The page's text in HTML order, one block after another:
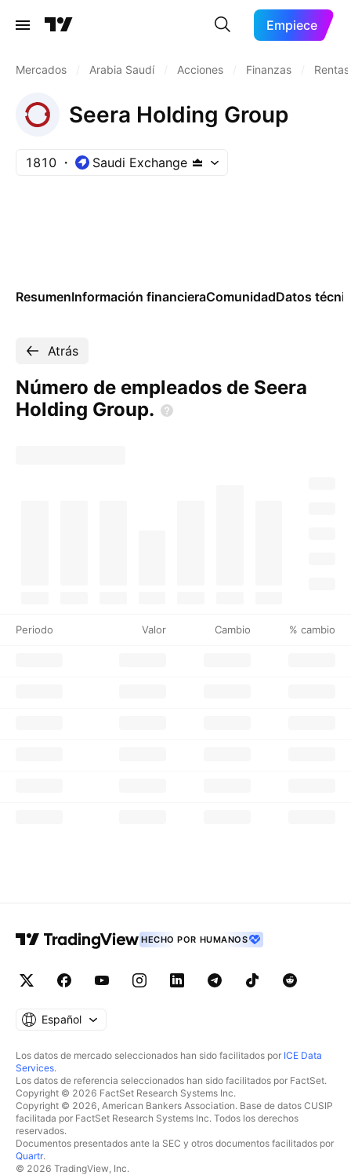
Empiece
Mercados Arabia Saudí Acciones Finanzas
Seera Holding Group
1810 Saudi Exchange
ResumenInformación financieraComunidadDatos
Atrás
Número de empleados de Seera
Holding Group.
Periodo Valor Cambio % cambio
HECHO POR HUMANOS
Español
Los datos de mercado seleccionados han sido facilitados por ICE Data
Services.
Los datos de referencia seleccionados han sido facilitados por FactSet.
Copyright © 2026 FactSet Research Systems Inc.
Copyright © 2026, American Bankers Association. Base de datos CUSIP
facilitada por FactSet Research Systems Inc. Todos los derechos
reservados.
Documentos presentados ante la SEC y otros documentos facilitados por
Quartr.
© 2026 TradingView, Inc.